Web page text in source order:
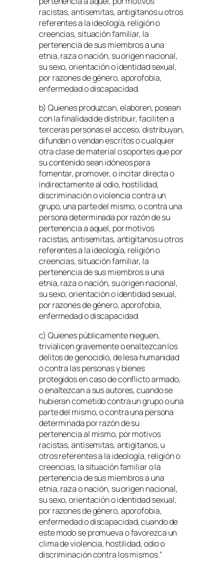
racistas, antisemitas, antigitanos u otros
referentes a la ideología, religión o
creencias, situación familiar, la
pertenencia de sus miembros a una
etnia, raza o nación, su origen nacional,
su sexo, orientación o identidad sexual,
por razones de género, aporofobia,
enfermedad o discapacidad.
b) Quienes produzcan, elaboren, posean
con la finalidad de distribuir, faciliten a
terceras personas el acceso, distribuyan,
difundan o vendan escritos o cualquier
otra clase de material o soportes que por
su contenido sean idóneos para
fomentar, promover, o incitar directa o
indirectamente al odio, hostilidad,
discriminación o violencia contra un
grupo, una parte del mismo, o contra una
persona determinada por razón de su
pertenencia a aquel, por motivos
racistas, antisemitas, antigitanos u otros
referentes a la ideología, religión o
creencias, situación familiar, la
pertenencia de sus miembros a una
etnia, raza o nación, su origen nacional,
su sexo, orientación o identidad sexual,
por razones de género, aporofobia,
enfermedad o discapacidad.
c) Quienes públicamente nieguen,
trivialicen gravemente o enaltezcan los
delitos de genocidio, de lesa humanidad
o contra las personas y bienes
protegidos en caso de conflicto armado,
o enaltezcan a sus autores, cuando se
hubieran cometido contra un grupo o una
parte del mismo, o contra una persona
determinada por razón de su
pertenencia al mismo, por motivos
racistas, antisemitas, antigitanos, u
otros referentes a la ideología, religión o
creencias, la situación familiar o la
pertenencia de sus miembros a una
etnia, raza o nación, su origen nacional,
su sexo, orientación o identidad sexual,
por razones de género, aporofobia,
enfermedad o discapacidad, cuando de
este modo se promueva o favorezca un
clima de violencia, hostilidad, odio o
discriminación contra los mismos.”